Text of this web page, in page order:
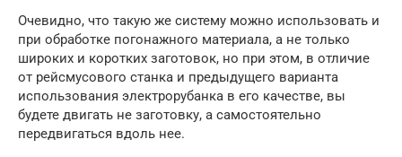
Очевидно, что такую же систему можно использовать и
при обработке погонажного материала, а не только
широких и коротких заготовок, но при этом, в отличие
от рейсмусового станка и предыдущего варианта
использования электрорубанка в его качестве, вы
будете двигать не заготовку, а самостоятельно
передвигаться вдоль нее.